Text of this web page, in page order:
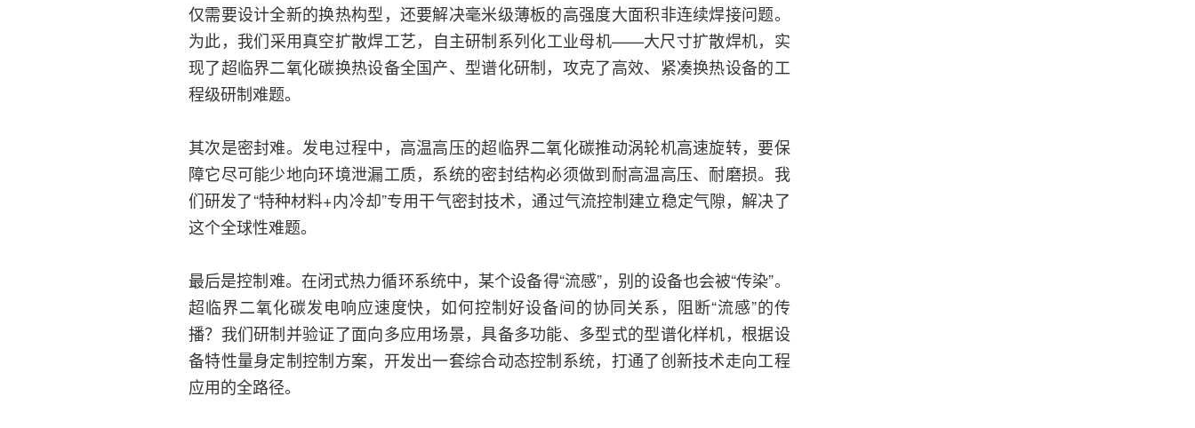
仅需要设计全新的换热构型，还要解决毫米级薄板的高强度大面积非连续焊接问题。
为此，我们采用真空扩散焊工艺，自主研制系列化工业母机——大尺寸扩散焊机，实
现了超临界二氧化碳换热设备全国产、型谱化研制，攻克了高效、紧凑换热设备的工
程级研制难题。
其次是密封难。发电过程中，高温高压的超临界二氧化碳推动涡轮机高速旋转，要保
障它尽可能少地向环境泄漏工质，系统的密封结构必须做到耐高温高压、耐磨损。我
们研发了“特种材料+内冷却”专用干气密封技术，通过气流控制建立稳定气隙，解决了
这个全球性难题。
最后是控制难。在闭式热力循环系统中，某个设备得“流感”，别的设备也会被“传染”。
超临界二氧化碳发电响应速度快，如何控制好设备间的协同关系，阻断“流感”的传
播？我们研制并验证了面向多应用场景，具备多功能、多型式的型谱化样机，根据设
备特性量身定制控制方案，开发出一套综合动态控制系统，打通了创新技术走向工程
应用的全路径。